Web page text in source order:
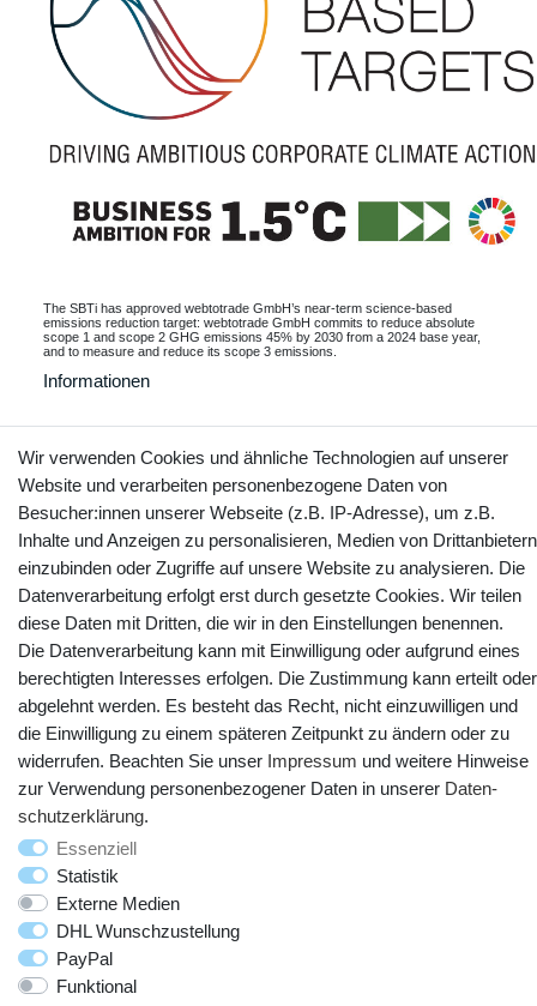
The SBTi has approved webtotrade GmbH’s near-term science-based
emissions reduction target: webtotrade GmbH commits to reduce absolute
scope 1 and scope 2 GHG emissions 45% by 2030 from a 2024 base year,
and to measure and reduce its scope 3 emissions.
Informationen
Vertrag widerrufen Kontakt
YouTube Facebook Instagram
© Copyright 2025 webtotrade GmbH. Alle Rechte vorbehalten.
Wir verwenden Cookies und ähnliche Technologien auf unserer
Website und verarbeiten personenbezogene Daten von
Besucher:innen unserer Webseite (z.B. IP-Adresse), um z.B.
Inhalte und Anzeigen zu personalisieren, Medien von Drittanbietern
einzubinden oder Zugriffe auf unsere Website zu analysieren. Die
Datenverarbeitung erfolgt erst durch gesetzte Cookies. Wir teilen
diese Daten mit Dritten, die wir in den Einstellungen benennen.
Die Datenverarbeitung kann mit Einwilligung oder aufgrund eines
berechtigten Interesses erfolgen. Die Zustimmung kann erteilt oder
abgelehnt werden. Es besteht das Recht, nicht einzuwilligen und
die Einwilligung zu einem späteren Zeitpunkt zu ändern oder zu
widerrufen. Beachten Sie unser Impressum und weitere Hinweise
zur Verwendung personenbezogener Daten in unserer Daten­
schutz­erklärung.
Essenziell
Statistik
Externe Medien
DHL Wunschzustellung
PayPal
Funktional